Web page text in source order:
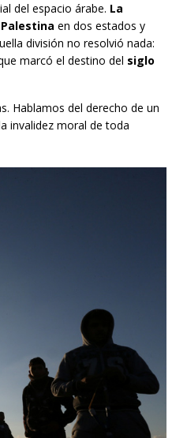
del espacio árabe. La
Palestina en dos estados y
división no resolvió nada:
marcó el destino del siglo
Hablamos del derecho de un
invalidez moral de toda